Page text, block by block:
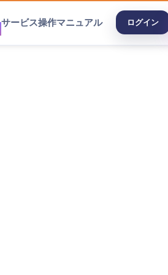
サービス操作マニュアル ログイン